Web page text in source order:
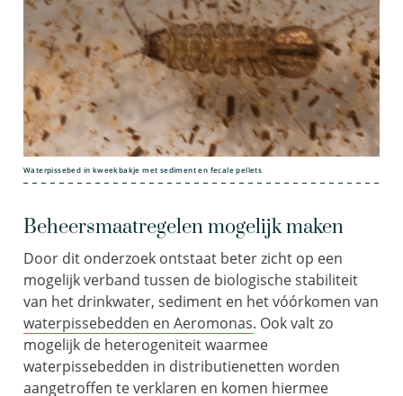
Waterpissebed in kweekbakje met sediment en fecale pellets
Beheersmaatregelen mogelijk maken
Door dit onderzoek ontstaat beter zicht op een
mogelijk verband tussen de biologische stabiliteit
van het drinkwater, sediment en het vóórkomen van
waterpissebedden en Aeromonas. Ook valt zo
mogelijk de heterogeniteit waarmee
waterpissebedden in distributienetten worden
aangetroffen te verklaren en komen hiermee